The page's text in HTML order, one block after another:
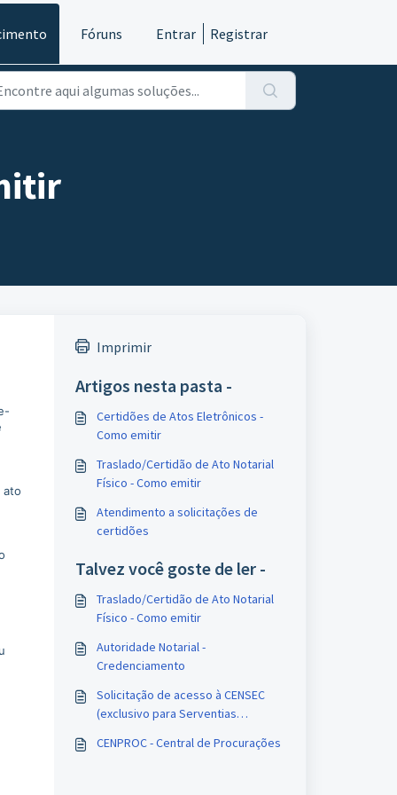
Fóruns Entrar Registrar
ato
Imprimir
Artigos nesta pasta -
Certidões de Atos Eletrônicos -
Como emitir
Traslado/Certidão de Ato Notarial
Físico - Como emitir
Atendimento a solicitações de
certidões
Talvez você goste de ler -
Traslado/Certidão de Ato Notarial
Físico - Como emitir
Autoridade Notarial -
Credenciamento
Solicitação de acesso à CENSEC
(exclusivo para Serventias
CENPROC - Central de Procurações